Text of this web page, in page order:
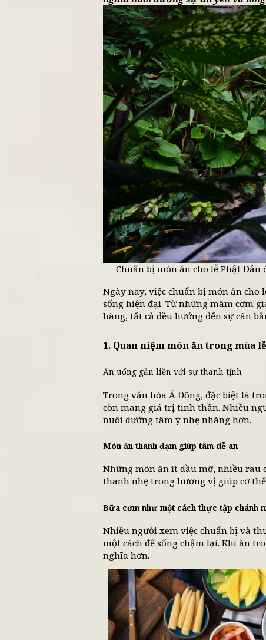
LỄ PHẬT ĐẢN
Mỗi khi mùa lễ Phật Đản
linh mà còn quan tâm
bữa cơm chay trong mùa
nghĩa nuôi dưỡng sự an
Chuẩn bị món ăn cho lễ
Ngày nay, việc chuẩn bị
sống hiện đại. Từ những
hàng, tất cả đều hướng đến
1. Quan niệm món ăn
Ăn uống gắn liền với sự
Trong văn hóa Á Đông, đặc
còn mang giá trị tinh thần.
nuôi dưỡng tâm ý nhẹ
Món ăn thanh đạm giúp tâm